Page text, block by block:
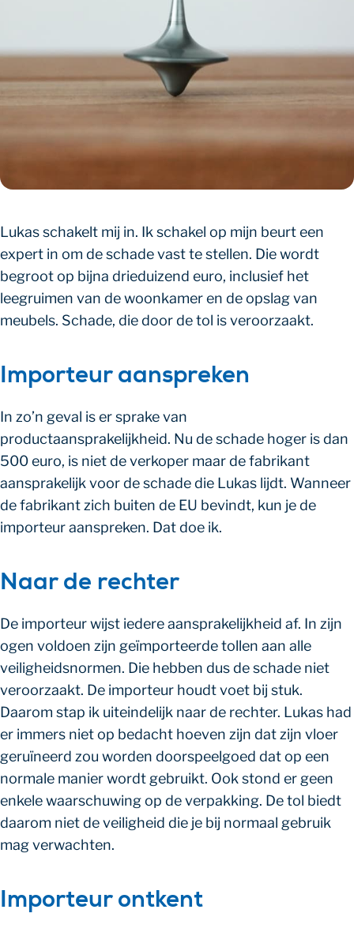
Lukas schakelt mij in. Ik schakel op mijn beurt een
expert in om de schade vast te stellen. Die wordt
begroot op bijna drieduizend euro, inclusief het
leegruimen van de woonkamer en de opslag van
meubels. Schade, die door de tol is veroorzaakt.
Importeur aanspreken
In zo’n geval is er sprake van
productaansprakelijkheid. Nu de schade hoger is dan
500 euro, is niet de verkoper maar de fabrikant
aansprakelijk voor de schade die Lukas lijdt. Wanneer
de fabrikant zich buiten de EU bevindt, kun je de
importeur aanspreken. Dat doe ik.
Naar de rechter
De importeur wijst iedere aansprakelijkheid af. In zijn
ogen voldoen zijn geïmporteerde tollen aan alle
veiligheidsnormen. Die hebben dus de schade niet
veroorzaakt. De importeur houdt voet bij stuk.
Daarom stap ik uiteindelijk naar de rechter. Lukas had
er immers niet op bedacht hoeven zijn dat zijn vloer
geruïneerd zou worden doorspeelgoed dat op een
normale manier wordt gebruikt. Ook stond er geen
enkele waarschuwing op de verpakking. De tol biedt
daarom niet de veiligheid die je bij normaal gebruik
mag verwachten.
Importeur ontkent